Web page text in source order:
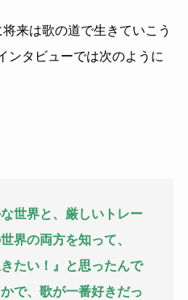
来は歌の道で生きていこう
ンタビューでは次のように
世界と、厳しいトレー
界の両方を知って、
たい！』と思ったんで
で、歌が一番好きだっ